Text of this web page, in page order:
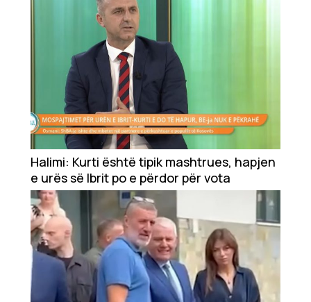
Halimi: Kurti është tipik mashtrues, hapjen
e urës së Ibrit po e përdor për vota